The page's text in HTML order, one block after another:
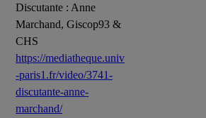
Discutante : Anne
Marchand, Giscop93 &
CHS
https://mediatheque.univ
-paris1.fr/video/3741-
discutante-anne-
marchand/